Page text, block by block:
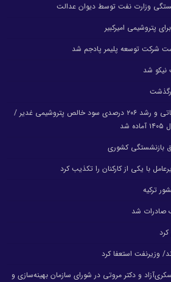
وزارت نفت توسط دیوان عدالت
پتروشیمی امیرکبیر
شرکت توسعه پلیمر پادجم شد
نیکو شد
رشد ۲۴ درصدی درآمد عملیاتی و رشد ۲۰۶ درصدی سود خالص پتروشیمی غدیر /
بازنشستگی کشوری
با یکی از کارکنان را تکذیب کرد
ترکیه
صادرات شد
وزیرنفت استعفا کرد
و دکتر مروتی در شورای سازمان بهینه‌سازی و